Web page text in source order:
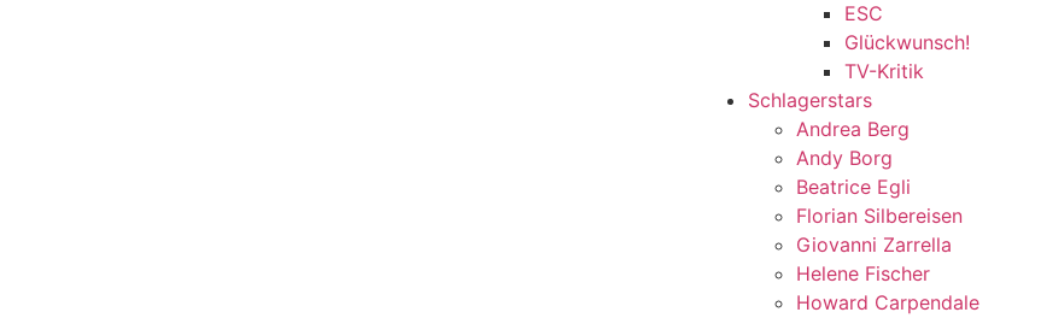
ESC
Glückwunsch!
TV-Kritik
Schlagerstars
Andrea Berg
Andy Borg
Beatrice Egli
Florian Silbereisen
Giovanni Zarrella
Helene Fischer
Howard Carpendale